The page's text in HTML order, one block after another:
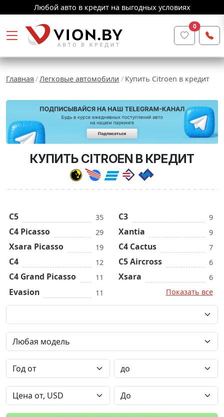
Любой авто в кредит на выгодных условиях
0
Главная Легковые автомобили Купить Citroen в кредит
КУПИТЬ CITROEN В КРЕДИТ
C5 35
C4 Picasso 29
Xsara Picasso 19
C4 12
C4 Grand Picasso 11
Evasion 11
C3 9
Xantia 9
C4 Cactus 7
C5 Aircross 6
Xsara
6
Показать все